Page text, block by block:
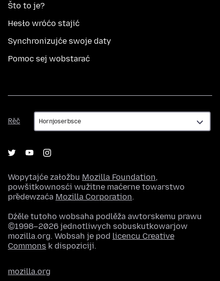
Što to je?
Hesło wróćo stajić
Synchronizujće swoje daty
Pomoc sej wobstarać
Rěč
Rěč
Wopytajće załožbu Mozilla Foundation,
powšitkownosći wužitne maćerne towarstwo
předewzaća Mozilla Corporation.
Dźěle tutoho wobsaha podlěža awtorskemu prawu
©1998–2026 jednotliwych sobuskutkowarjow
mozilla.org. Wobsah je pod licencu Creative
Commons k dispoziciji.
mozilla.org